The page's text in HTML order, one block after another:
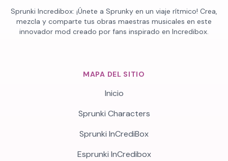
Sprunki Incredibox: ¡Únete a Sprunky en un viaje rítmico! Crea,
mezcla y comparte tus obras maestras musicales en este
innovador mod creado por fans inspirado en Incredibox.
MAPA DEL SITIO
Inicio
Sprunki Characters
Sprunki InCrediBox
Esprunki InCredibox